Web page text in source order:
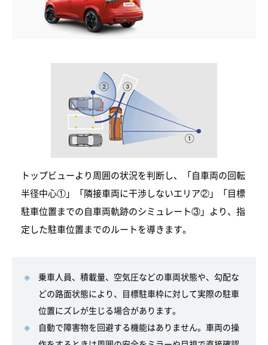
トップビューより周囲の状況を判断し、「自車両の回転
半径中心①」「隣接車両に干渉しないエリア②」「目標
駐車位置までの自車両軌跡のシミュレート③」より、指
定した駐車位置までのルートを導きます。
乗車人員、積載量、空気圧などの車両状態や、勾配な
どの路面状態により、目標駐車枠に対して実際の駐車
位置にズレが生じる場合があります。
自動で障害物を回避する機能はありません。車両の操